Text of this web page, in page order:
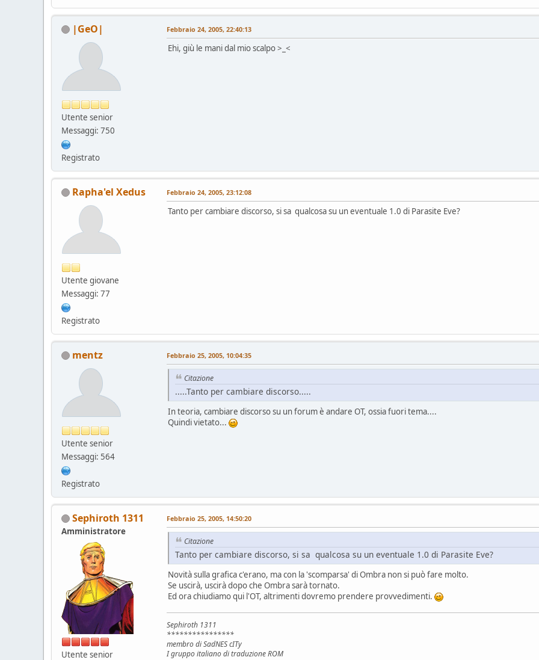
|GeO|
Utente senior
Messaggi: 750
Registrato
Febbraio 24, 2005, 22:40:13
Ehi, giù le mani dal mio scalpo >_<
Rapha'el Xedus
Utente giovane
Messaggi: 77
Registrato
Febbraio 24, 2005, 23:12:08
Tanto per cambiare discorso, si sa qualcosa su un eventuale 1.0 di Parasite Eve?
mentz
Utente senior
Messaggi: 564
Registrato
Febbraio 25, 2005, 10:04:35
Citazione
.....Tanto per cambiare discorso.....
In teoria, cambiare discorso su un forum è andare OT, ossia fuori tema....
Quindi vietato...
Sephiroth 1311
Amministratore
Utente senior
Febbraio 25, 2005, 14:50:20
Citazione
Tanto per cambiare discorso, si sa qualcosa su un eventuale 1.0 di Parasite Eve?
Novità sulla grafica c'erano, ma con la 'scomparsa' di Ombra non si può fare molto.
Se uscirà, uscirà dopo che Ombra sarà tornato.
Ed ora chiudiamo qui l'OT, altrimenti dovremo prendere provvedimenti.
Sephiroth 1311
****************
membro di SadNES cITy
I gruppo italiano di traduzione ROM